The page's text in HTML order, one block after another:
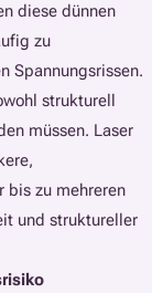
diese dünnen
zu
Spannungsrissen.
strukturell
müssen. Laser
bis zu mehreren
und struktureller